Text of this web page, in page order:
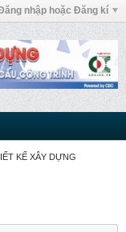
nhập hoặc Đăng kí
KẾ XÂY DỰNG